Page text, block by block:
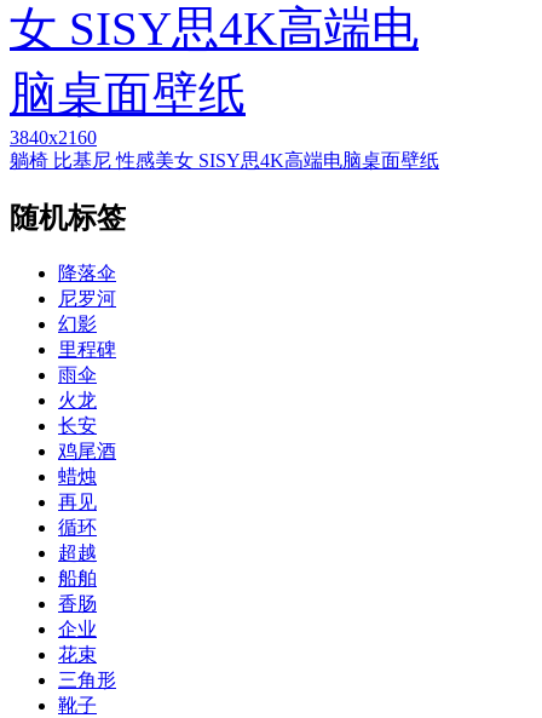
3840x2160
躺椅 比基尼 性感美女 SISY思4K高端电脑桌面壁纸
随机标签
降落伞
尼罗河
幻影
里程碑
雨伞
火龙
长安
鸡尾酒
蜡烛
再见
循环
超越
船舶
香肠
企业
花束
三角形
靴子